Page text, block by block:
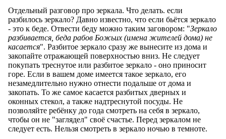
Отдельный разговор про зеркала. Что делать. если
разбилось зеркало? Давно известно, что если бьётся зеркало
- это к беде. Отвести беду можно таким заговором: "Зеркало
разбивается, беда рабов Божьих (имена жителей дома) не
касается". Разбитое зеркало сразу же вынесите из дома и
закопайте отражающей поверхностью вниз. Не следует
покупать треснутое или разбитое зеркало - оно приносит
горе. Если в вашем доме имеется такое зеркало, его
незамедлительно нужно отнести подальше от дома и
закопать. То же самое касается разбитых дверных и
оконных стекол, а также надтреснутой посуды. Не
позволяйте ребёнку до года смотреть на себя в зеркало,
чтобы он не "заглядел" своё счастье. Перед зеркалом не
следует есть. Нельзя смотреть в зеркало ночью в темноте.